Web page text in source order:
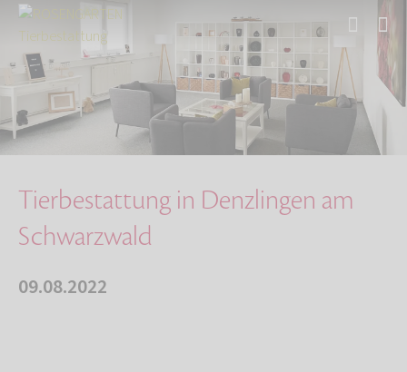
Start Über uns
Aktuelles
Tierbestattung in Denzlingen am Schwarzwald
Tierbestattung in Denzlingen am
Schwarzwald
09.08.2022